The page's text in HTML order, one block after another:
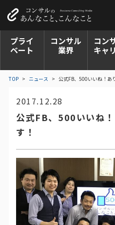
プライ
ベート
コンサル
業界
コン
キャ
TOP > ニュース > 公式FB、500いいね！あ
2017.12.28
公式FB、500いいね
す！